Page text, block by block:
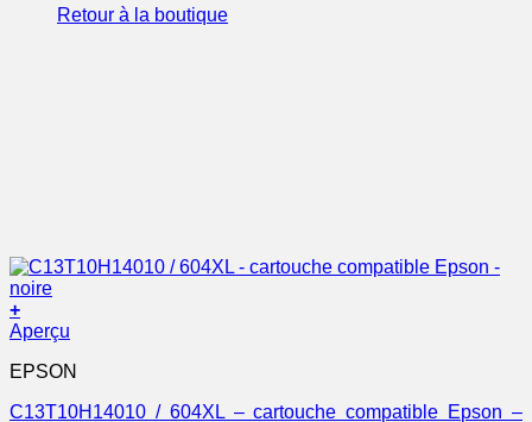
Retour à la boutique
+
Aperçu
EPSON
C13T10H14010 / 604XL – cartouche compatible Epson –